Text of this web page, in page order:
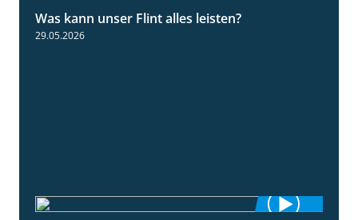
Was kann unser Flint alles leisten?
29.05.2026